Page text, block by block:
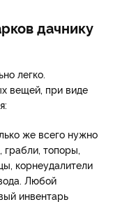
дачнику
легко.
вещей, при виде
же всего нужно
грабли, топоры,
корнеудалители
Любой
инвентарь